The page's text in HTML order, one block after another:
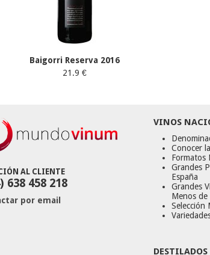
Baigorri Reserva 2016
21.9 €
AL CLIENTE
638 458 218
por email
VINOS
Conocer
Formatos
Grandes
España
Grandes
Menos de
Selección
DESTILADOS